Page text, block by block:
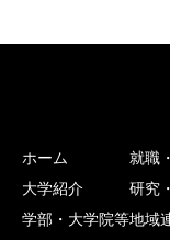
ホーム
大学紹介
学部・大学院等
就職
研究
地域